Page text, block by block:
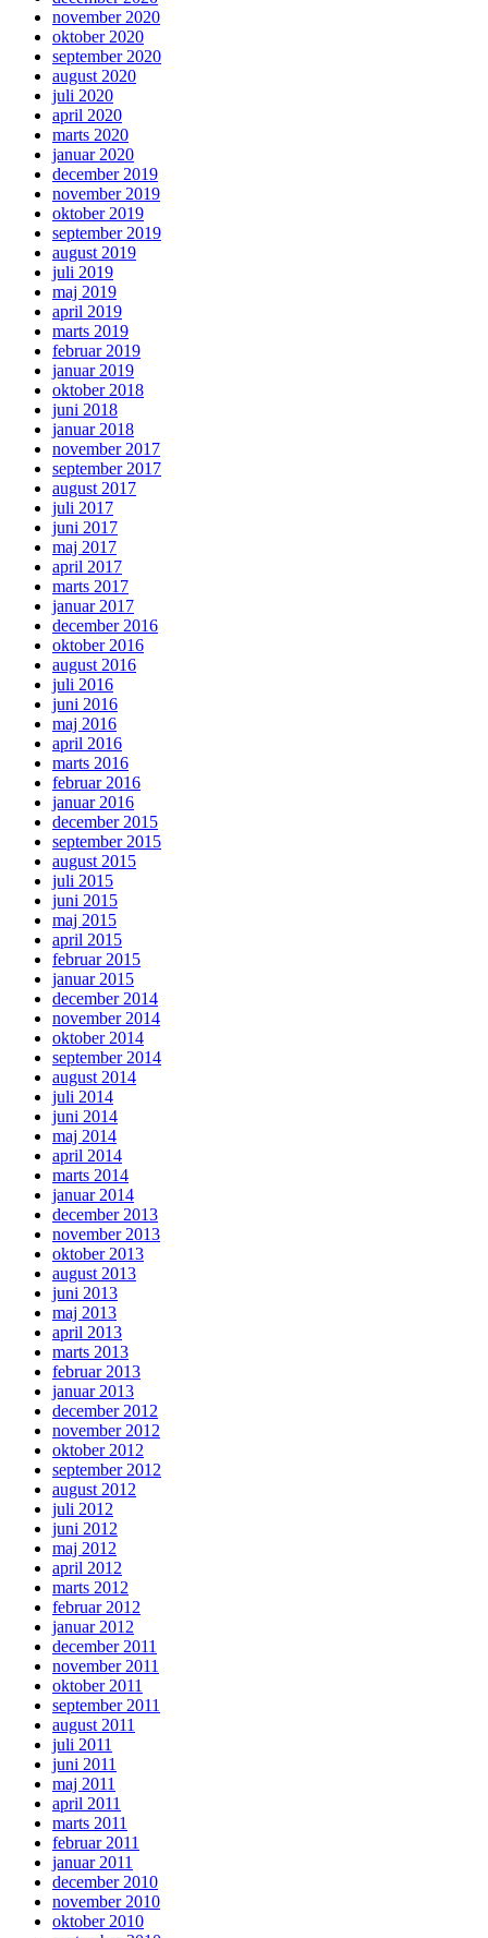
november 2020
oktober 2020
september 2020
august 2020
juli 2020
april 2020
marts 2020
januar 2020
december 2019
november 2019
oktober 2019
september 2019
august 2019
juli 2019
maj 2019
april 2019
marts 2019
februar 2019
januar 2019
oktober 2018
juni 2018
januar 2018
november 2017
september 2017
august 2017
juli 2017
juni 2017
maj 2017
april 2017
marts 2017
januar 2017
december 2016
oktober 2016
august 2016
juli 2016
juni 2016
maj 2016
april 2016
marts 2016
februar 2016
januar 2016
december 2015
september 2015
august 2015
juli 2015
juni 2015
maj 2015
april 2015
februar 2015
januar 2015
december 2014
november 2014
oktober 2014
september 2014
august 2014
juli 2014
juni 2014
maj 2014
april 2014
marts 2014
januar 2014
december 2013
november 2013
oktober 2013
august 2013
juni 2013
maj 2013
april 2013
marts 2013
februar 2013
januar 2013
december 2012
november 2012
oktober 2012
september 2012
august 2012
juli 2012
juni 2012
maj 2012
april 2012
marts 2012
februar 2012
januar 2012
december 2011
november 2011
oktober 2011
september 2011
august 2011
juli 2011
juni 2011
maj 2011
april 2011
marts 2011
februar 2011
januar 2011
december 2010
november 2010
oktober 2010